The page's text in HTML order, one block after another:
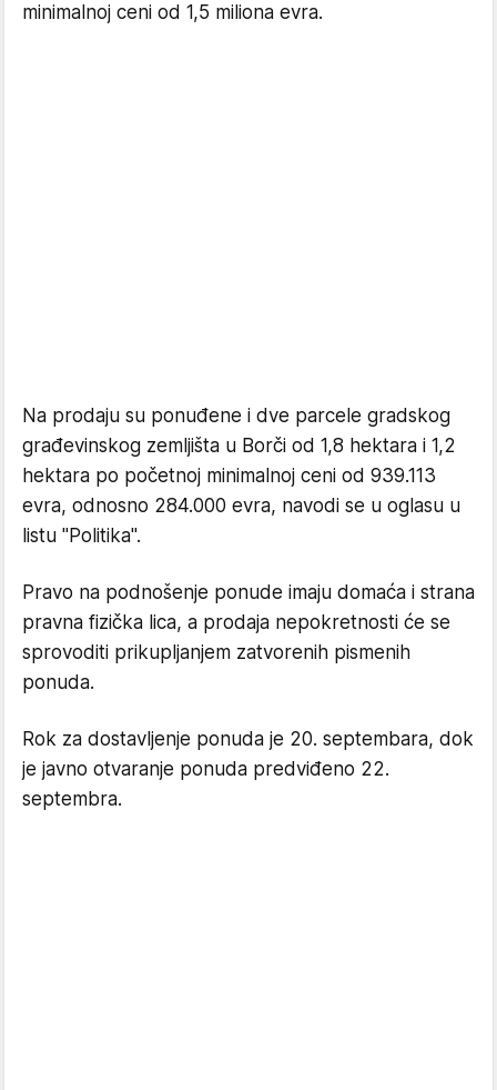
minimalnoj ceni od 1,5 miliona evra.
Na prodaju su ponuđene i dve parcele gradskog
građevinskog zemljišta u Borči od 1,8 hektara i 1,2
hektara po početnoj minimalnoj ceni od 939.113
evra, odnosno 284.000 evra, navodi se u oglasu u
listu "Politika".
Pravo na podnošenje ponude imaju domaća i strana
pravna fizička lica, a prodaja nepokretnosti će se
sprovoditi prikupljanjem zatvorenih pismenih
ponuda.
Rok za dostavljenje ponuda je 20. septembara, dok
je javno otvaranje ponuda predviđeno 22.
septembra.